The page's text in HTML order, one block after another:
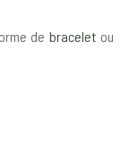
debracelet ou